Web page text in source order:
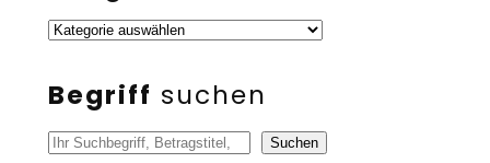
Begriff suchen
S
Suchen